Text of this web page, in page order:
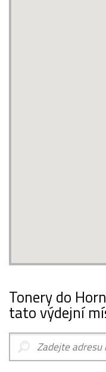
Tonery do
tato výdejní